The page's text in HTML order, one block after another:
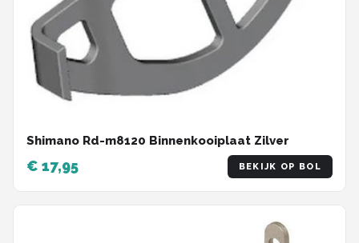
Shimano Rd-m8120 Binnenkooiplaat Zilver
€ 17,95 BEKIJK OP BOL